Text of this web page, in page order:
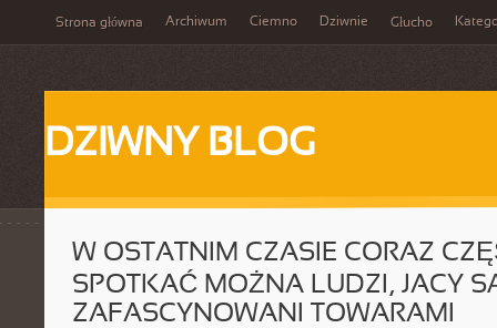
Strona główna Archiwum Ciemno Dziwnie Głucho
DZIWNY BLOG
W OSTATNIM CZASIE CORAZ
SPOTKAĆ MOŻNA LUDZI, JACY
ZAFASCYNOWANI TOWARAMI